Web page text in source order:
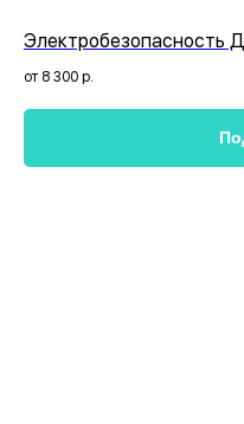
Электробезопасность
от 8 300 р.